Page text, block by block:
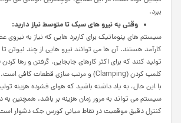
ببرد.
وقتیبهنیرو هایسبکتامتوسطنیاز دارید:
سیستم های پنوماتیک برای کاربرد هایی که نیاز به نیروی
کارآمد هستند. آن ها می توانند نیرو هایی از چند نیوتن
کلمپ کردن (Clamping) و مرتب سازی قطعات کافی است.
با این حال، به یاد داشته باشید که هوای فشرده هزینه
سیستم می تواند به مرور زمان هزینه بر باشد. همچنین به
کنترل دقیق موقعیت در نقاط میانی کورس جک دشوار